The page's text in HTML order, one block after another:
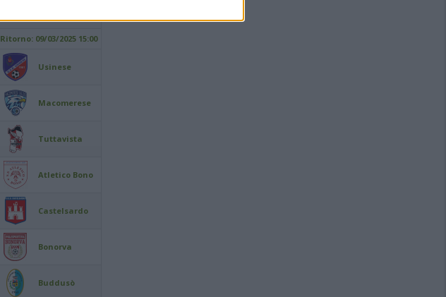
Ritorno: 09/03/2025 15:00
Usinese
Macomerese
Tuttavista
Atletico Bono
Castelsardo
Bonorva
Buddusò